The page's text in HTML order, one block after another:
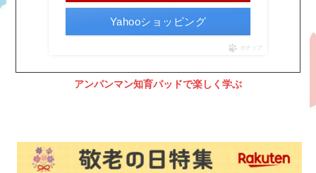
Yahooショッピング
ポチップ
アンパンマン知育パッドで楽しく学ぶ